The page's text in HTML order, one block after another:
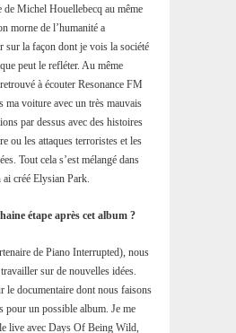
de Michel Houellebecq au même
morne de l’humanité a
sur la façon dont je vois la société
peut le refléter. Au même
à écouter Resonance FM
ma voiture avec un très mauvais
par dessus avec des histoires
ou les attaques terroristes et les
Tout cela s’est mélangé dans
ai créé Elysian Park.
étape après cet album ?
de Piano Interrupted), nous
sur de nouvelles idées.
le documentaire dont nous faisons
pour un possible album. Je me
live avec Days Of Being Wild,